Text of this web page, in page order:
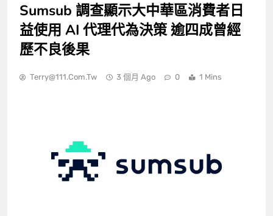
Sumsub 調查顯示大中華區消費者日
益使用 AI 代理代為決策 逾四成曾經
歷不良後果
Terry@111.com.tw 3 個月 Ago 0 1 Mins